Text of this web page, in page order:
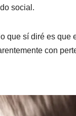
social.
que sí diré es
con